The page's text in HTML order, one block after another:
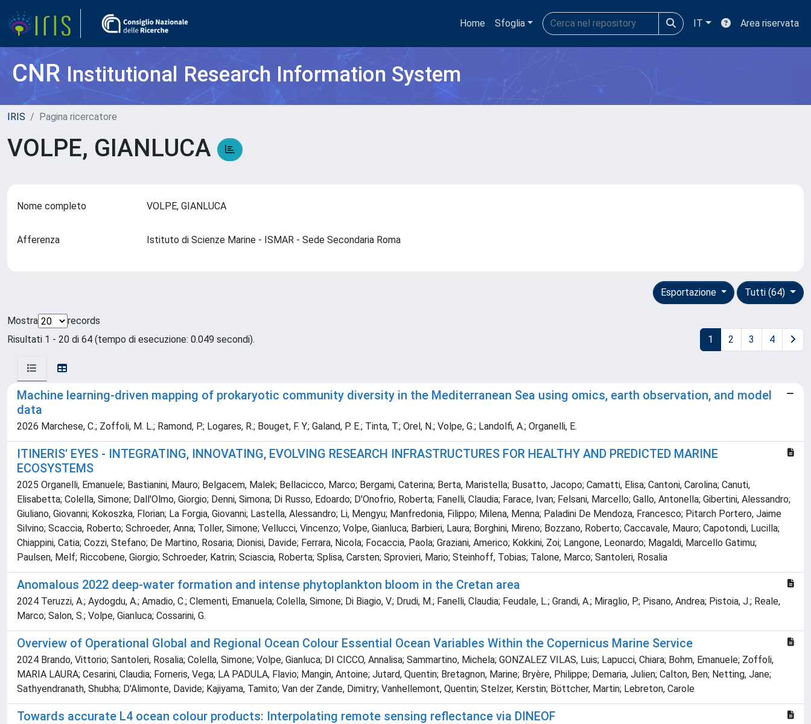
Home Sfoglia IT Area riservata
CNRInstitutional Research Information System
IRIS Pagina ricercatore
VOLPE, GIANLUCA
Nome completo VOLPE, GIANLUCA
Afferenza Istituto di Scienze Marine - ISMAR - Sede Secondaria Roma
Tutti (64)
Esportazione
Mostra
records
Risultati 1 - 20 di 64 (tempo di esecuzione: 0.049 secondi).
1 2 3 4
Machine learning-driven mapping of prokaryotic community diversity in the Mediterranean Sea using omics, earth observation, and model
data
2026 Marchese, C.; Zoffoli, M. L.; Ramond, P.; Logares, R.; Bouget, F. Y.; Galand, P. E.; Tinta, T.; Orel, N.; Volpe, G.; Landolfi, A.; Organelli, E.
ITINERIS' EYES - INTEGRATING, INNOVATING, EVOLVING RESEARCH INFRASTRUCTURES FOR HEALTHY AND PREDICTED MARINE
ECOSYSTEMS
2025 Organelli, Emanuele; Bastianini, Mauro; Belgacem, Malek; Bellacicco, Marco; Bergami, Caterina; Berta, Maristella; Busatto, Jacopo; Camatti, Elisa; Cantoni, Carolina; Canuti,
Elisabetta; Colella, Simone; Dall'Olmo, Giorgio; Denni, Simona; Di Russo, Edoardo; D'Onofrio, Roberta; Fanelli, Claudia; Farace, Ivan; Felsani, Marcello; Gallo, Antonella; Gibertini, Alessandro;
Giuliano, Giovanni; Kokoszka, Florian; La Forgia, Giovanni; Lastella, Alessandro; Li, Mengyu; Manfredonia, Filippo; Milena, Menna; Paladini De Mendoza, Francesco; Pitarch Portero, Jaime
Silvino; Scaccia, Roberto; Schroeder, Anna; Toller, Simone; Vellucci, Vincenzo; Volpe, Gianluca; Barbieri, Laura; Borghini, Mireno; Bozzano, Roberto; Caccavale, Mauro; Capotondi, Lucilla;
Chiappini, Catia; Cozzi, Stefano; De Martino, Rosaria; Dionisi, Davide; Ferrara, Nicola; Focaccia, Paola; Graziani, Americo; Kokkini, Zoi; Langone, Leonardo; Magaldi, Marcello Gatimu;
Paulsen, Melf; Riccobene, Giorgio; Schroeder, Katrin; Sciascia, Roberta; Splisa, Carsten; Sprovieri, Mario; Steinhoff, Tobias; Talone, Marco; Santoleri, Rosalia
Anomalous 2022 deep-water formation and intense phytoplankton bloom in the Cretan area
2024 Teruzzi, A.; Aydogdu, A.; Amadio, C.; Clementi, Emanuela; Colella, Simone; Di Biagio, V.; Drudi, M.; Fanelli, Claudia; Feudale, L.; Grandi, A.; Miraglio, P.; Pisano, Andrea; Pistoia, J.; Reale,
Marco; Salon, S.; Volpe, Gianluca; Cossarini, G.
Overview of Operational Global and Regional Ocean Colour Essential Ocean Variables Within the Copernicus Marine Service
2024 Brando, Vittorio; Santoleri, Rosalia; Colella, Simone; Volpe, Gianluca; DI CICCO, Annalisa; Sammartino, Michela; GONZALEZ VILAS, Luis; Lapucci, Chiara; Bohm, Emanuele; Zoffoli,
MARIA LAURA; Cesarini, Claudia; Forneris, Vega; LA PADULA, Flavio; Mangin, Antoine; Jutard, Quentin; Bretagnon, Marine; Bryère, Philippe; Demaria, Julien; Calton, Ben; Netting, Jane;
Sathyendranath, Shubha; D'Alimonte, Davide; Kajiyama, Tamito; Van der Zande, Dimitry; Vanhellemont, Quentin; Stelzer, Kerstin; Böttcher, Martin; Lebreton, Carole
Towards accurate L4 ocean colour products: Interpolating remote sensing reflectance via DINEOF